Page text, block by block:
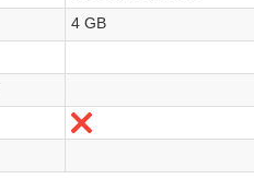
4 GB